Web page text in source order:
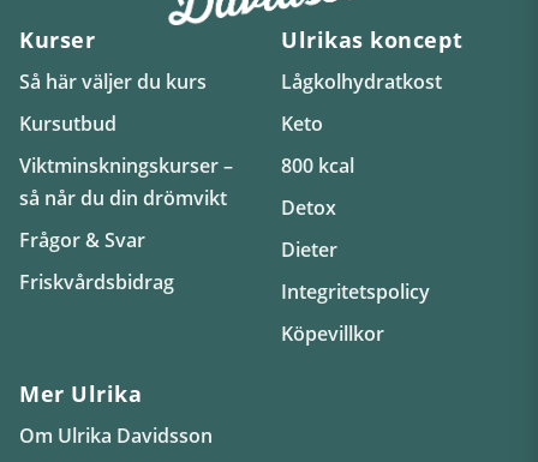
Kurser
Så här väljer du kurs
Kursutbud
Viktminskningskurser –
så når du din drömvikt
Frågor & Svar
Friskvårdsbidrag
Ulrikas koncept
Lågkolhydratkost
Keto
800 kcal
Detox
Dieter
Integritetspolicy
Köpevillkor
Mer Ulrika
Om Ulrika Davidsson